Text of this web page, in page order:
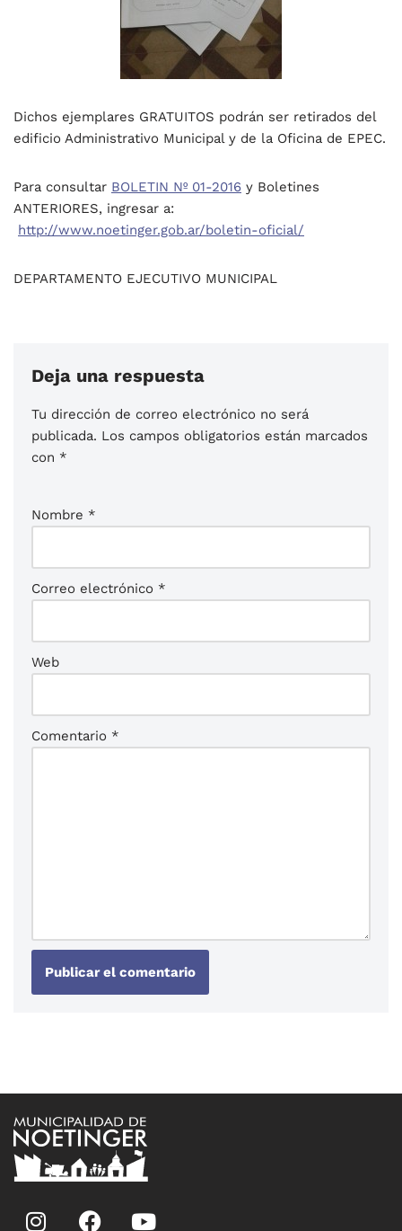
Dichos ejemplares GRATUITOS podrán ser retirados del
edificio Administrativo Municipal y de la Oficina de EPEC.
Para consultar BOLETIN Nº 01-2016 y Boletines
ANTERIORES, ingresar a:
http://www.noetinger.gob.ar/boletin-oficial/
DEPARTAMENTO EJECUTIVO MUNICIPAL
Deja una respuesta
Tu dirección de correo electrónico no será
publicada. Los campos obligatorios están marcados
con *
Nombre *
Correo electrónico *
Web
Comentario *